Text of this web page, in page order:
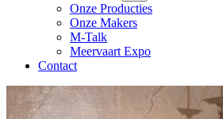
Onze Producties
Onze Makers
M-Talk
Meervaart Expo
Contact